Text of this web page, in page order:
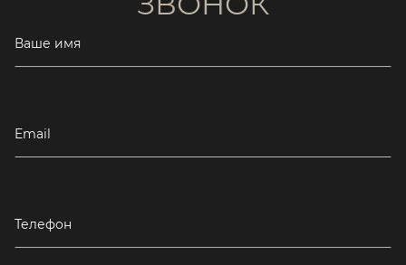
Ваше имя
Email
Телефон